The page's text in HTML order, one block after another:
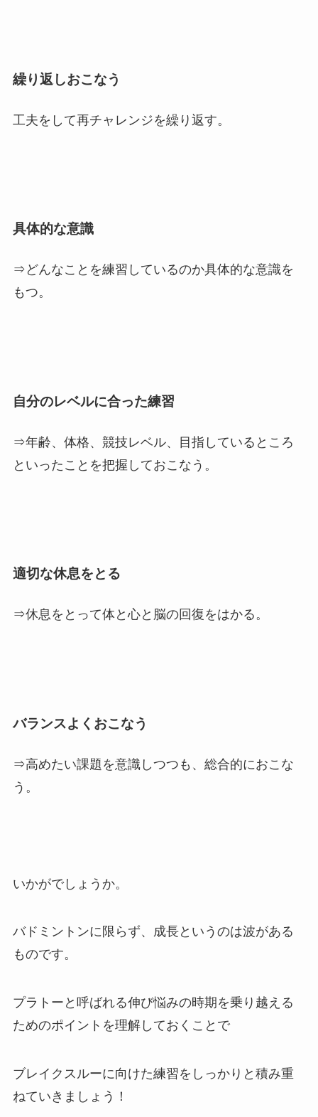
繰り返しおこなう
工夫をして再チャレンジを繰り返す。
具体的な意識
⇒どんなことを練習しているのか具体的な意識を
もつ。
自分のレベルに合った練習
⇒年齢、体格、競技レベル、目指しているところ
といったことを把握しておこなう。
適切な休息をとる
⇒休息をとって体と心と脳の回復をはかる。
バランスよくおこなう
⇒高めたい課題を意識しつつも、総合的におこな
う。
いかがでしょうか。
バドミントンに限らず、成長というのは波がある
ものです。
プラトーと呼ばれる伸び悩みの時期を乗り越える
ためのポイントを理解しておくことで
ブレイクスルーに向けた練習をしっかりと積み重
ねていきましょう！